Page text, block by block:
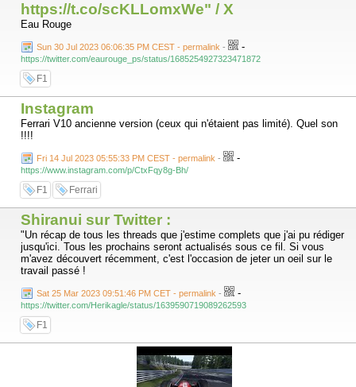
https://t.co/scKLLomxWe" / X
Eau Rouge
Sun 30 Jul 2023 06:06:35 PM CEST - permalink - -
https://twitter.com/eaurouge_ps/status/1685254927323471872
F1
Instagram
Ferrari V10 ancienne version (ceux qui n'étaient pas limité). Quel son
!!!!
Fri 14 Jul 2023 05:55:33 PM CEST - permalink - -
https://www.instagram.com/p/CtxFqy8g-Bh/
F1 Ferrari
Shiranui sur Twitter :
"Un récap de tous les threads que j'estime complets que j'ai pu rédiger
jusqu'ici. Tous les prochains seront actualisés sous ce fil. Si vous
m'avez découvert récemment, c'est l'occasion de jeter un oeil sur le
travail passé !
Sat 25 Mar 2023 09:51:46 PM CET - permalink - -
https://twitter.com/Herikagle/status/1639590719089262593
F1